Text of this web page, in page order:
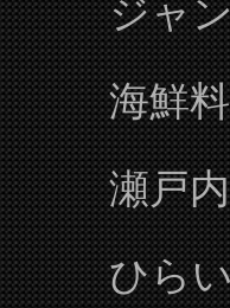
酒と飯の
岡山県
焼肉ひら